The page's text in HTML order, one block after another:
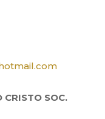
CRISTO SOC.